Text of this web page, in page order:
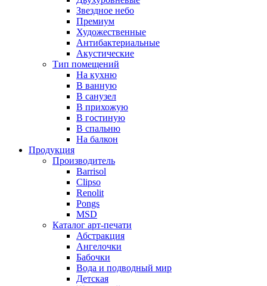
Звездное небо
Премиум
Художественные
Антибактериальные
Акустические
Тип помещений
На кухню
В ванную
В санузел
В прихожую
В гостиную
В спальню
На балкон
Продукция
Производитель
Barrisol
Clipso
Renolit
Pongs
MSD
Каталог арт-печати
Абстракция
Ангелочки
Бабочки
Вода и подводный мир
Детская